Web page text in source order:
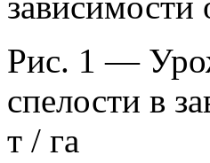
Рис. 1 —
спелости в
т / га